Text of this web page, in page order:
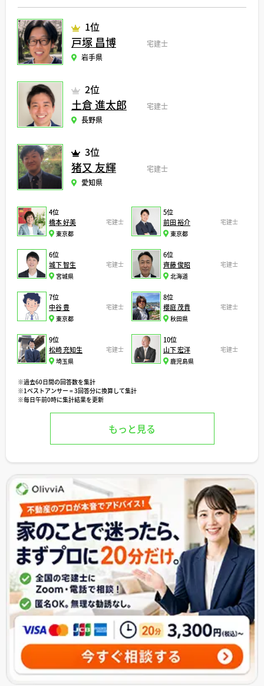
1位
戸塚 昌博
宅建士
岩手県
2位
土倉 進太郎
宅建士
長野県
3位
猪又 友輝
宅建士
愛知県
4位
橋本 好美
宅建士
東京都
5位
前田 裕介
宅建士
東京都
6位
城下 智生
宅建士
宮城県
6位
齊藤 俊昭
宅建士
北海道
7位
中谷 豊
宅建士
東京都
8位
櫻庭 茂貴
宅建士
秋田県
9位
松崎 充知生
宅建士
埼玉県
10位
山下 宏洋
宅建士
鹿児島県
※過去60日間の回答数を集計
※1ベストアンサー = 3回答分に換算して集計
※毎日午前0時に集計結果を更新
もっと見る